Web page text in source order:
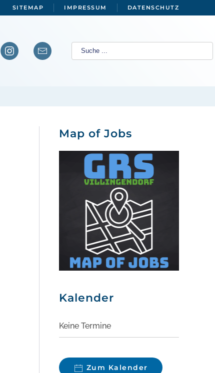
SITEMAP IMPRESSUM DATENSCHUTZ
Map of Jobs
Kalender
Keine Termine
Zum Kalender